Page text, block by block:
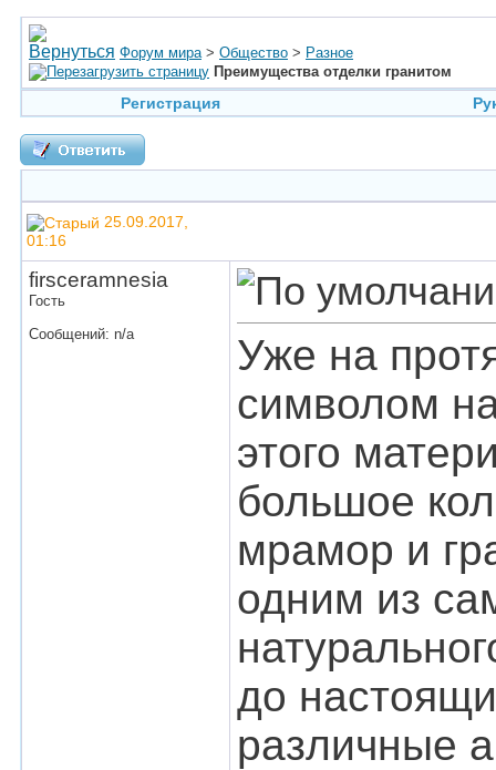
Форум мира > Общество > Разное
Преимущества отделки гранитом
Регистрация
25.09.2017,
01:16
firsceramnesia
Гость
Сообщений: n/a
Уже на
символом
этого
большое
мрамор и
одним из
до
различные